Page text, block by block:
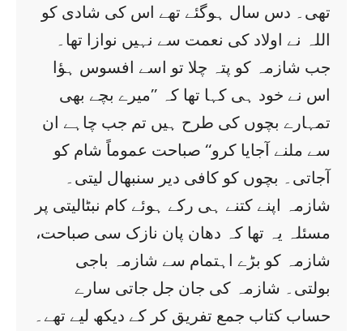
تھی۔ دس سال ہوگئے تھے اس کی شادی کو
اللہ نے اولاد کی نعمت سے نہیں نوازا تھا۔
جب شازمہ کو پتہ چلا تو اسے افسوس ہؤا
اس نے خود ہی کہا تھا کہ ’’میرے بچے بھی
تمہارے بچوں کی طرح ہیں تم جب چاہے ان
سے ملنے آجایا کرو‘‘ صباحت عموماً شام کو
آجاتی۔ بچوں کو کافی دیر سنبھال لیتی۔
شازمہ اپنے کتنے ہی رکے ہوئے کام نبٹالیتی پر
مسئلہ یہ تھا کہ دھان پان نازک سی صباحت،
شازمہ کو بڑے اہتمام سے شازمہ باجی
بولتی۔ شازمہ کی جان جل جاتی سارے
حساب کتاب جمع تفریق کر کے دیکھ لیے تھے۔